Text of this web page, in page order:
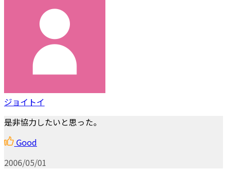
ジョイトイ
是非協力したいと思った。
Good
2006/05/01